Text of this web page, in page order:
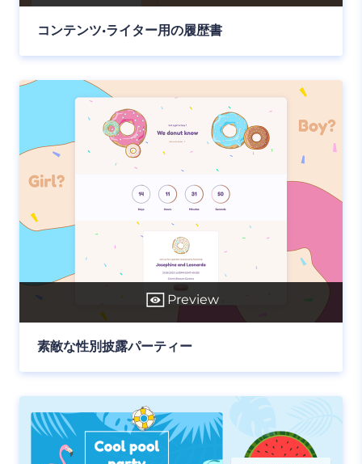
コンテンツ•ライター用の履歴書
Preview
素敵な性別披露パーティー